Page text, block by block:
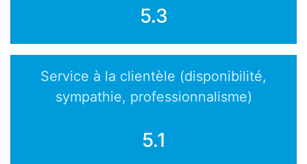
5.3
Service à la clientèle (disponibilité,
sympathie, professionnalisme)
5.1